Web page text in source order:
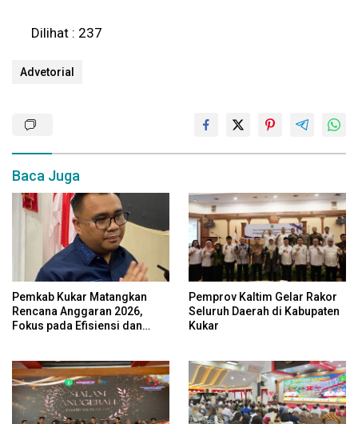
Dilihat : 237
Advetorial
Baca Juga
Pemkab Kukar Matangkan
Rencana Anggaran 2026,
Fokus pada Efisiensi dan
Pemprov Kaltim Gelar Rakor
Seluruh Daerah di Kabupaten
Kukar